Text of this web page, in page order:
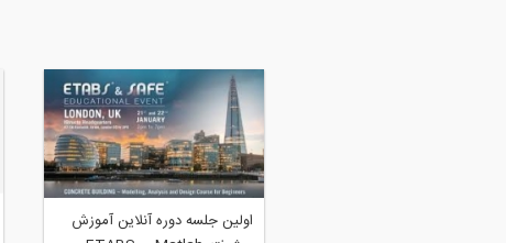
اولین جلسه دوره آنلاین آموزش